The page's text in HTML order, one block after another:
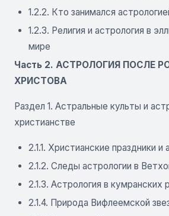
1.2.2. Кто занимался
1.2.3. Религия и астрология в
мире
Часть 2. АСТРОЛОГИЯ ПОСЛЕ
ХРИСТОВА
Раздел 1. Астральные культы и
христианстве
2.1.1. Христианские праздники
2.1.2. Следы астрологии в
2.1.3. Астрология в кумранских
2.1.4. Природа Вифлеемской